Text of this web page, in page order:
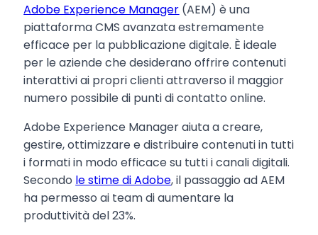
Adobe Experience Manager (AEM) è una
piattaforma CMS avanzata estremamente
efficace per la pubblicazione digitale. È ideale
per le aziende che desiderano offrire contenuti
interattivi ai propri clienti attraverso il maggior
numero possibile di punti di contatto online.
Adobe Experience Manager aiuta a creare,
gestire, ottimizzare e distribuire contenuti in tutti
i formati in modo efficace su tutti i canali digitali.
Secondo le stime di Adobe, il passaggio ad AEM
ha permesso ai team di aumentare la
produttività del 23%.